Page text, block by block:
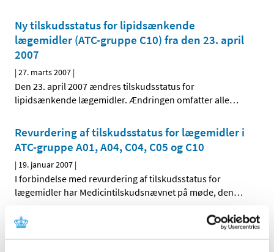
Ny tilskudsstatus for lipidsænkende
lægemidler (ATC-gruppe C10) fra den 23. april
2007
|27. marts 2007 |
Den 23. april 2007 ændres tilskudsstatus for
lipidsænkende lægemidler. Ændringen omfatter alle…
Revurdering af tilskudsstatus for lægemidler i
ATC-gruppe A01, A04, C04, C05 og C10
| 19. januar 2007 |
I forbindelse med revurdering af tilskudsstatus for
lægemidler har Medicintilskudsnævnet på møde, den…